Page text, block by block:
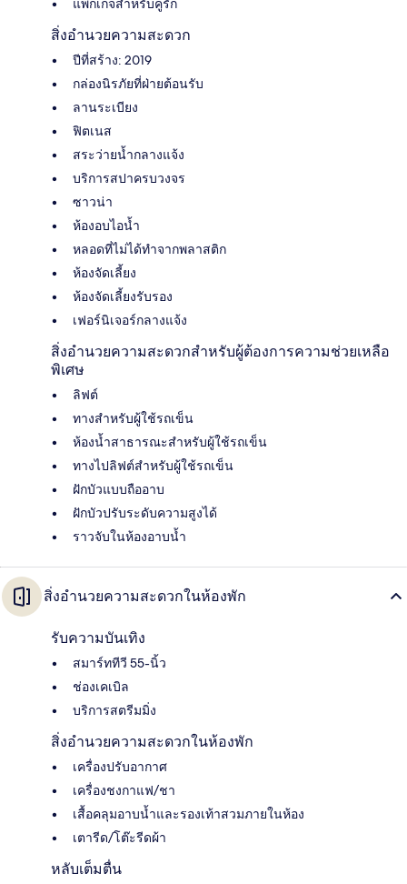
แพ็กเกจสำหรับคู่รัก
สิ่งอำนวยความสะดวก
ปีที่สร้าง: 2019
กล่องนิรภัยที่ฝ่ายต้อนรับ
ลานระเบียง
ฟิตเนส
สระว่ายน้ำกลางแจ้ง
บริการสปาครบวงจร
ซาวน่า
ห้องอบไอน้ำ
หลอดที่ไม่ได้ทำจากพลาสติก
ห้องจัดเลี้ยง
ห้องจัดเลี้ยงรับรอง
เฟอร์นิเจอร์กลางแจ้ง
สิ่งอำนวยความสะดวกสำหรับผู้ต้องการความช่วยเหลือ
พิเศษ
ลิฟต์
ทางสำหรับผู้ใช้รถเข็น
ห้องน้ำสาธารณะสำหรับผู้ใช้รถเข็น
ทางไปลิฟต์สำหรับผู้ใช้รถเข็น
ฝักบัวแบบถืออาบ
ฝักบัวปรับระดับความสูงได้
ราวจับในห้องอาบน้ำ
สิ่งอำนวยความสะดวกในห้องพัก
รับความบันเทิง
สมาร์ททีวี 55-นิ้ว
ช่องเคเบิล
บริการสตรีมมิ่ง
สิ่งอำนวยความสะดวกในห้องพัก
เครื่องปรับอากาศ
เครื่องชงกาแฟ/ชา
เสื้อคลุมอาบน้ำและรองเท้าสวมภายในห้อง
เตารีด/โต๊ะรีดผ้า
หลับเต็มตื่น